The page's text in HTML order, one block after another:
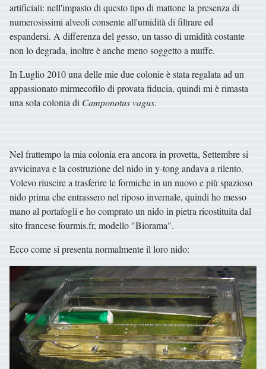
artificiali: nell'impasto di questo tipo di mattone la presenza di
numerosissimi alveoli consente all'umidità di filtrare ed
espandersi. A differenza del gesso, un tasso di umidità costante
non lo degrada, inoltre è anche meno soggetto a muffe.
In Luglio 2010 una delle mie due colonie è stata regalata ad un
appassionato mirmecofilo di provata fiducia, quindi mi è rimasta
una sola colonia di Camponotus vagus.
Nel frattempo la mia colonia era ancora in provetta, Settembre si
avvicinava e la costruzione del nido in y-tong andava a rilento.
Volevo riuscire a trasferire le formiche in un nuovo e più spazioso
nido prima che entrassero nel riposo invernale, quindi ho messo
mano al portafogli e ho comprato un nido in pietra ricostituita dal
sito francese fourmis.fr, modello "Biorama".
Ecco come si presenta normalmente il loro nido: